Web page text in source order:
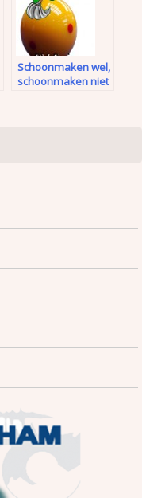
Schoonmaken wel,
schoonmaken niet